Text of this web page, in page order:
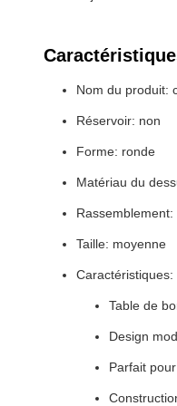
Nom du produit:
Réservoir: non
Forme: ronde
Matériau du
Rassemblement:
Taille: moyenne
Caractéristiques:
Table de
Design
Parfait